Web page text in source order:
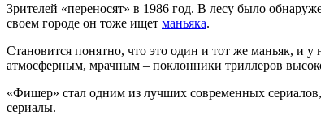
Зрителей «переносят» в 1986 год. В лесу было
своем городе он тоже ищет маньяка.
Становится понятно, что это один и тот же маньяк, и
атмосферным, мрачным – поклонники триллеров
«Фишер» стал одним из лучших современных
сериалы.